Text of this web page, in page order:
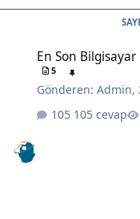
En Son
5
Gönderen:Admin,
105 cevap